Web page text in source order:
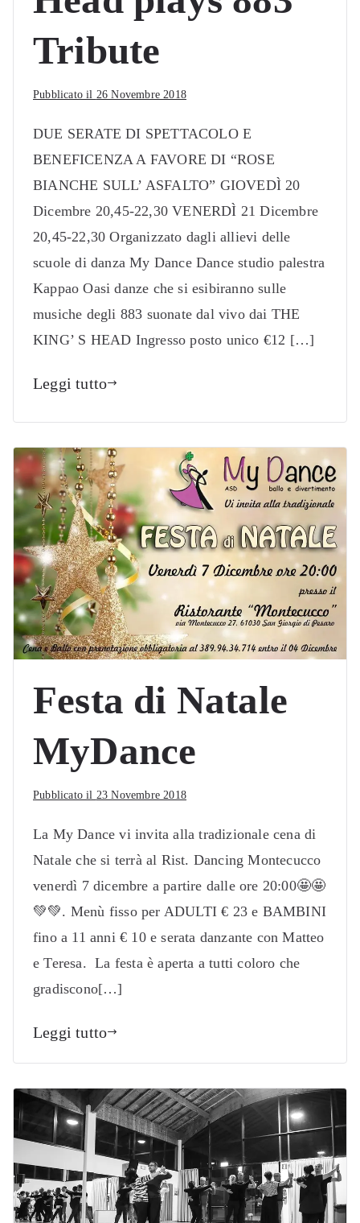
Tribute
Pubblicato il 26 Novembre 2018
DUE SERATE DI SPETTACOLO E
BENEFICENZA A FAVORE DI “ROSE
BIANCHE SULL’ ASFALTO” GIOVEDÌ 20
Dicembre 20,45-22,30 VENERDÌ 21 Dicembre
20,45-22,30 Organizzato dagli allievi delle
scuole di danza My Dance Dance studio palestra
Kappao Oasi danze che si esibiranno sulle
musiche degli 883 suonate dal vivo dai THE
KING’ S HEAD Ingresso posto unico €12 […]
Leggi tutto
Festa di Natale
MyDance
Pubblicato il 23 Novembre 2018
La My Dance vi invita alla tradizionale cena di
Natale che si terrà al Rist. Dancing Montecucco
venerdì 7 dicembre a partire dalle ore 20:00🤩🤩
💚💚. Menù fisso per ADULTI € 23 e BAMBINI
fino a 11 anni € 10 e serata danzante con Matteo
e Teresa. La festa è aperta a tutti coloro che
gradiscono[…]
Leggi tutto